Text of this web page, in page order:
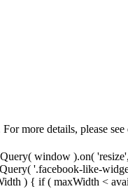
more details, please see
window ).on(
'.facebook-like-
) { if ( maxWidth <